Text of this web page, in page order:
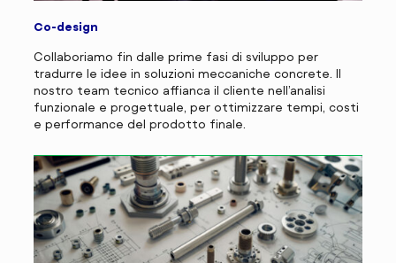
Co-design
Collaboriamo fin dalle prime fasi di sviluppo per
tradurre le idee in soluzioni meccaniche concrete. Il
nostro team tecnico affianca il cliente nell’analisi
funzionale e progettuale, per ottimizzare tempi, costi
e performance del prodotto finale.